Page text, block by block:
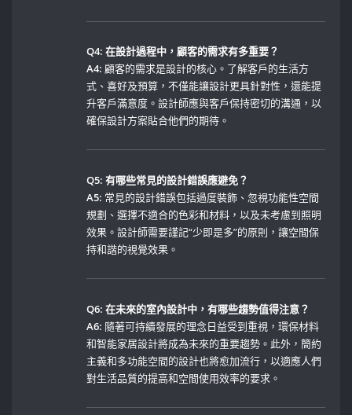
Q4: 在設計過程中，顧客的需求有多重要？
A4: 顧客的需求是設計的核心。了解客戶的生活方
式、喜好及預算，不僅能讓設計更具針對性，還能提
升客戶滿意度。設計師應與客戶保持密切的溝通，以
確保設計方案貼合他們的期待。
Q5: 有哪些常見的設計錯誤應避免？
A5: 常見的設計錯誤包括過度裝飾、忽視功能性空間
規劃、選擇不適合的色彩和材料，以及未考慮到照明
效果。設計師需要謹記“少即是多”的原則，讓空間保
持和諧的視覺效果。
Q6: 在未來的室內設計中，有哪些趨勢值得注意？
A6: 隨著可持續發展的理念日益受到重視，環保材料
和智能家居設計將成為未來的重要趨勢。此外，簡約
主義和多功能空間的設計也將愈加流行，以適應人們
對生活品質的提高和空間使用效率的要求。